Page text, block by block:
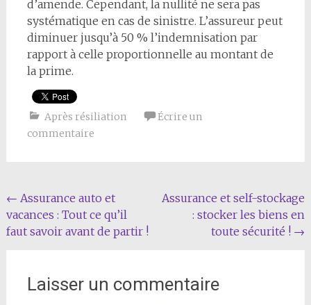
d’amende. Cependant, la nullité ne sera pas
systématique en cas de sinistre. L’assureur peut
diminuer jusqu’à 50 % l’indemnisation par
rapport à celle proportionnelle au montant de
la prime.
Après résiliation
Écrire un
commentaire
Navigation
de
← Assurance auto et
vacances : Tout ce qu’il
faut savoir avant de partir !
Assurance et self-stockage
: stocker les biens en
toute sécurité ! →
Laisser un commentaire